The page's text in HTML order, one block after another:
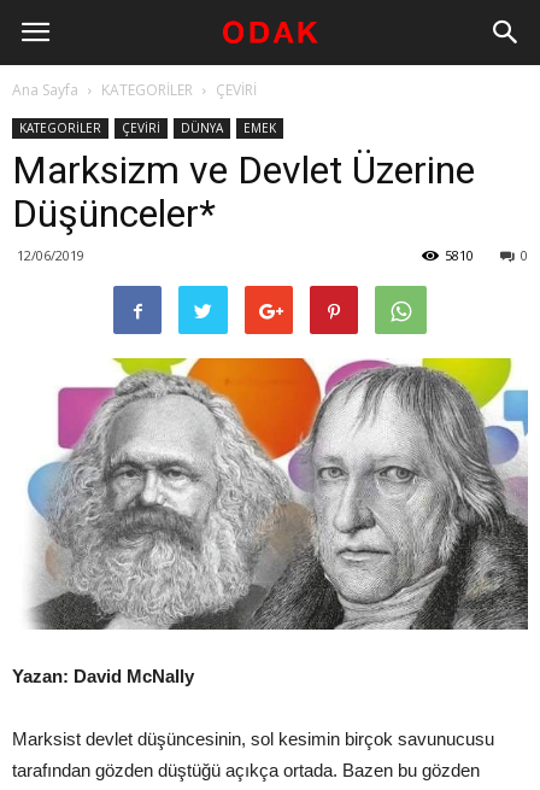
Ana Sayfa KATEGORİLER ÇEVİRİ
KATEGORİLER ÇEVİRİ DÜNYA EMEK
Marksizm ve Devlet Üzerine
Düşünceler*
12/06/2019 0
5810
Yazan: David McNally
Marksist devlet düşüncesinin, sol kesimin birçok savunucusu
tarafından gözden düştüğü açıkça ortada. Bazen bu gözden